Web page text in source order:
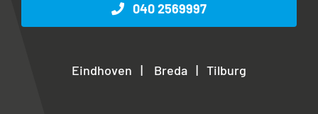
040 2569997
Eindhoven | Breda | Tilburg